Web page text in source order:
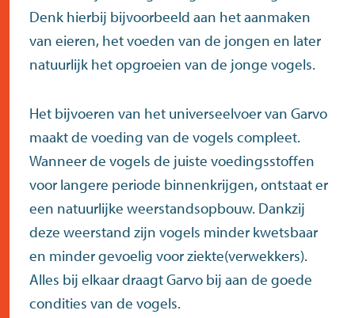
Denk hierbij bijvoorbeeld aan het aanmaken
van eieren, het voeden van de jongen en later
natuurlijk het opgroeien van de jonge vogels.
Het bijvoeren van het universeelvoer van Garvo
maakt de voeding van de vogels compleet.
Wanneer de vogels de juiste voedingsstoffen
voor langere periode binnenkrijgen, ontstaat er
een natuurlijke weerstandsopbouw. Dankzij
deze weerstand zijn vogels minder kwetsbaar
en minder gevoelig voor ziekte(verwekkers).
Alles bij elkaar draagt Garvo bij aan de goede
condities van de vogels.